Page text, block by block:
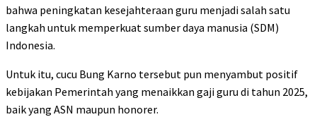
bahwa peningkatan kesejahteraan guru menjadi salah satu
langkah untuk memperkuat sumber daya manusia (SDM)
Indonesia.
Untuk itu, cucu Bung Karno tersebut pun menyambut positif
kebijakan Pemerintah yang menaikkan gaji guru di tahun 2025,
baik yang ASN maupun honorer.